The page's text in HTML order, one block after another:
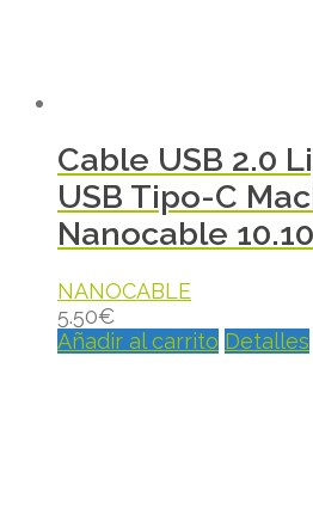
Cable USB 2.0
USB Tipo-C
Nanocable
NANOCABLE
5.50€
Añadir al carrito Detalles